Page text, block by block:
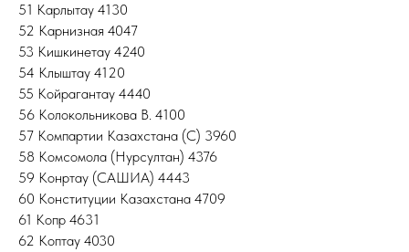
51 Карлытау 4130
52 Карнизная 4047
53 Кишкинетау 4240
54 Клыштау 4120
55 Койрагантау 4440
56 Колокольникова В. 4100
57 Компартии Казахстана (С) 3960
58 Комсомола (Нурсултан) 4376
59 Конртау (САШИА) 4443
60 Конституции Казахстана 4709
61 Копр 4631
62 Коптау 4030